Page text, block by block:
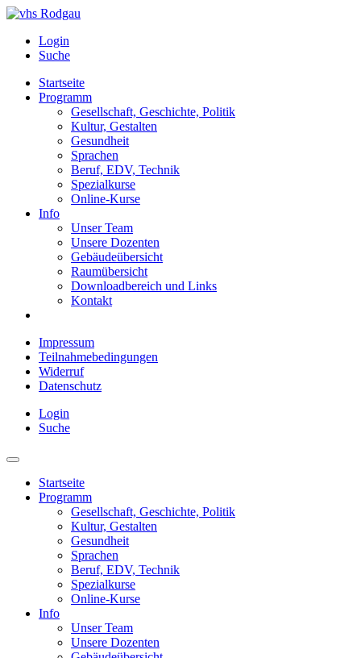
Login
Suche
Startseite
Programm
Gesellschaft, Geschichte, Politik
Kultur, Gestalten
Gesundheit
Sprachen
Beruf, EDV, Technik
Spezialkurse
Online-Kurse
Info
Unser Team
Unsere Dozenten
Gebäudeübersicht
Raumübersicht
Downloadbereich und Links
Kontakt
Impressum
Teilnahmebedingungen
Widerruf
Datenschutz
Login
Suche
Startseite
Programm
Gesellschaft, Geschichte, Politik
Kultur, Gestalten
Gesundheit
Sprachen
Beruf, EDV, Technik
Spezialkurse
Online-Kurse
Info
Unser Team
Unsere Dozenten